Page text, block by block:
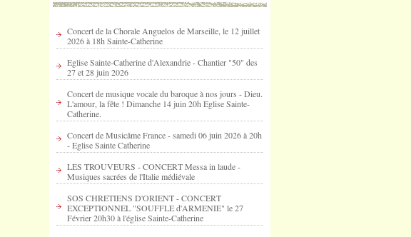
Concert de la Chorale Anguelos de Marseille, le 12 juillet
2026 à 18h Sainte-Catherine
Eglise Sainte-Catherine d'Alexandrie - Chantier "50" des
27 et 28 juin 2026
Concert de musique vocale du baroque à nos jours - Dieu.
L'amour, la fête ! Dimanche 14 juin 20h Eglise Sainte-
Catherine.
Concert de Musicâme France - samedi 06 juin 2026 à 20h
- Eglise Sainte Catherine
LES TROUVEURS - CONCERT Messa in laude -
Musiques sacrées de l'Italie médiévale
SOS CHRETIENS D'ORIENT - CONCERT
EXCEPTIONNEL "SOUFFLE d'ARMENIE" le 27
Février 20h30 à l'église Sainte-Catherine